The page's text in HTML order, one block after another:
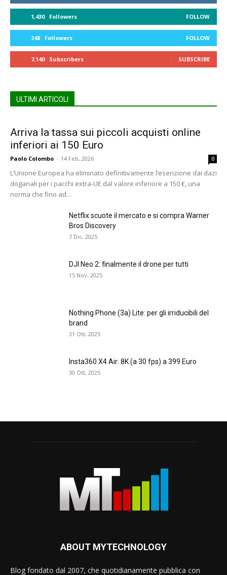
1,430 Followers FOLLOW
248 Followers FOLLOW
7,140 Subscribers SUBSCRIBE
ULTIMI ARTICOLI
Arriva la tassa sui piccoli acquisti online
inferiori ai 150 Euro
Paolo Colombo - 14 Feb, 2026 0
L’Unione Europea ha eliminato definitivamente l’esenzione dai dazi
doganali per i pacchi extra-UE dal valore inferiore a 150 €, una
norma che fino ad...
Netflix scuote il mercato e si compra Warner
Bros Discovery
7 Dic, 2025
DJI Neo 2: finalmente il drone per tutti
15 Nov, 2025
Nothing Phone (3a) Lite: per gli irriducibili del
brand
31 Ott, 2025
Insta360 X4 Air: 8K (a 30 fps) a 399 Euro
30 Ott, 2025
ABOUT MYTECHNOLOGY
Blog fondato dal 2007, che quotidianamente pubblica con